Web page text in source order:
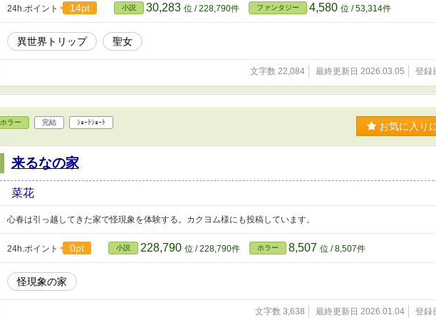
24h.ポイント 14pt 小説 30,283 位 / 228,790件 ファンタジー 4,580 位 / 53,314件
異世界トリップ 聖女
文字数 22,084 最終更新日 2026.03.05 登録
ホラー 完結 ｼｮｰﾄｼｮｰﾄ お気に入り
来るなの家
菜花
心春は引っ越してきた家で怪現象を体験する。カクヨム様にも投稿しています。
24h.ポイント 0pt 小説 228,790 位 / 228,790件 ホラー 8,507 位 / 8,507件
怪現象の家
文字数 3,638 最終更新日 2026.01.04 登録